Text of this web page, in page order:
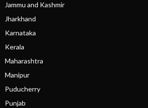
Jammu and Kashmir
Jharkhand
Karnataka
Kerala
Maharashtra
Manipur
Puducherry
Punjab